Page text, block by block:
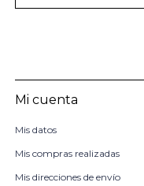
Mi cuenta
Mis datos
Mis compras realizadas
Mis direcciones de envío